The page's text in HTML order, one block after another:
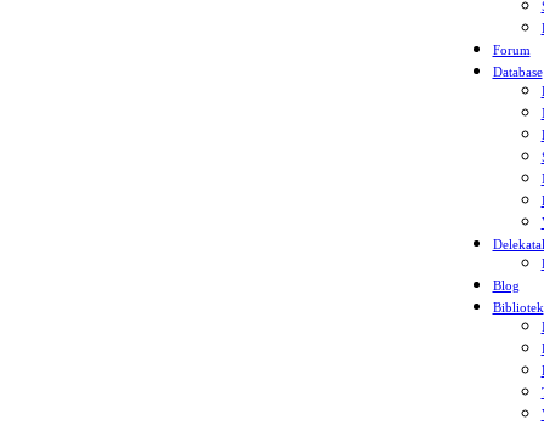
Forum
Database
Blog
Bibliotek